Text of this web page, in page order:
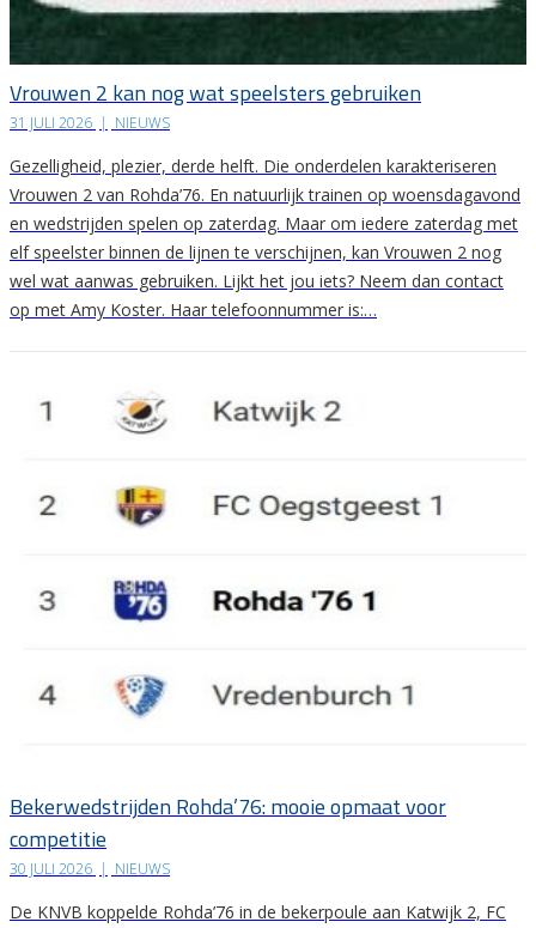
Vrouwen 2 kan nog wat speelsters gebruiken
31 JULI 2026 | NIEUWS
Gezelligheid, plezier, derde helft. Die onderdelen karakteriseren
Vrouwen 2 van Rohda’76. En natuurlijk trainen op woensdagavond
en wedstrijden spelen op zaterdag. Maar om iedere zaterdag met
elf speelster binnen de lijnen te verschijnen, kan Vrouwen 2 nog
wel wat aanwas gebruiken. Lijkt het jou iets? Neem dan contact
op met Amy Koster. Haar telefoonnummer is:…
Bekerwedstrijden Rohda’76: mooie opmaat voor
competitie
30 JULI 2026 | NIEUWS
De KNVB koppelde Rohda’76 in de bekerpoule aan Katwijk 2, FC